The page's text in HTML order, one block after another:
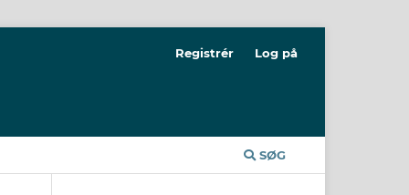
SØG
Registrér Log på